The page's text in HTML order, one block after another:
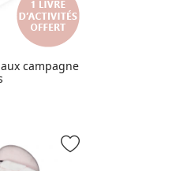
campagne